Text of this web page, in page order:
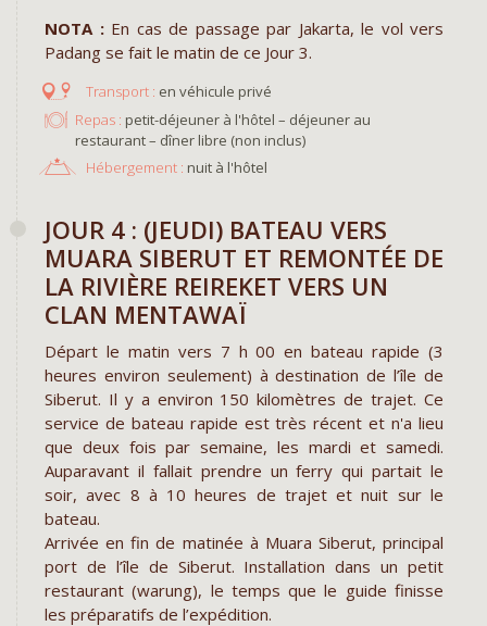
NOTA :En cas de passage par Jakarta, le vol vers
Padang se fait le matin de ce Jour 3.
en véhicule privé
Repas : petit-déjeuner à l'hôtel – déjeuner au
restaurant – dîner libre (non inclus)
Hébergement : nuit à l'hôtel
JOUR 4 : (JEUDI) BATEAU VERS
MUARA SIBERUT ET REMONTÉE DE
LA RIVIÈRE REIREKET VERS UN
CLAN MENTAWAÏ
Départ le matin vers 7 h 00 en bateau rapide (3
heures environ seulement) à destination de l’île de
Siberut. Il y a environ 150 kilomètres de trajet. Ce
service de bateau rapide est très récent et n'a lieu
que deux fois par semaine, les mardi et samedi.
Auparavant il fallait prendre un ferry qui partait le
soir, avec 8 à 10 heures de trajet et nuit sur le
bateau.
Arrivée en fin de matinée à Muara Siberut, principal
port de l’île de Siberut. Installation dans un petit
restaurant (warung), le temps que le guide finisse
les préparatifs de l’expédition.